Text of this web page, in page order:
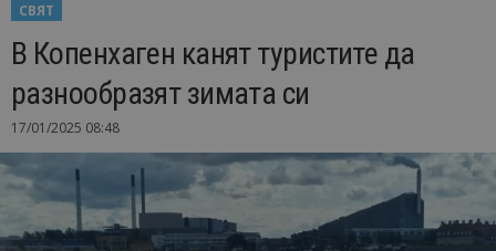
СВЯТ
В Копенхаген канят туристите да
разнообразят зимата си
17/01/2025 08:48